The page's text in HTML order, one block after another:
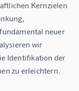
Kernzielen
neuer
wir
Identifikation der
zu erleichtern.